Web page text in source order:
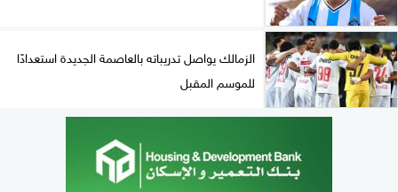
الزمالك يواصل تدريباته بالعاصمة الجديدة استعدادًا
للموسم المقبل